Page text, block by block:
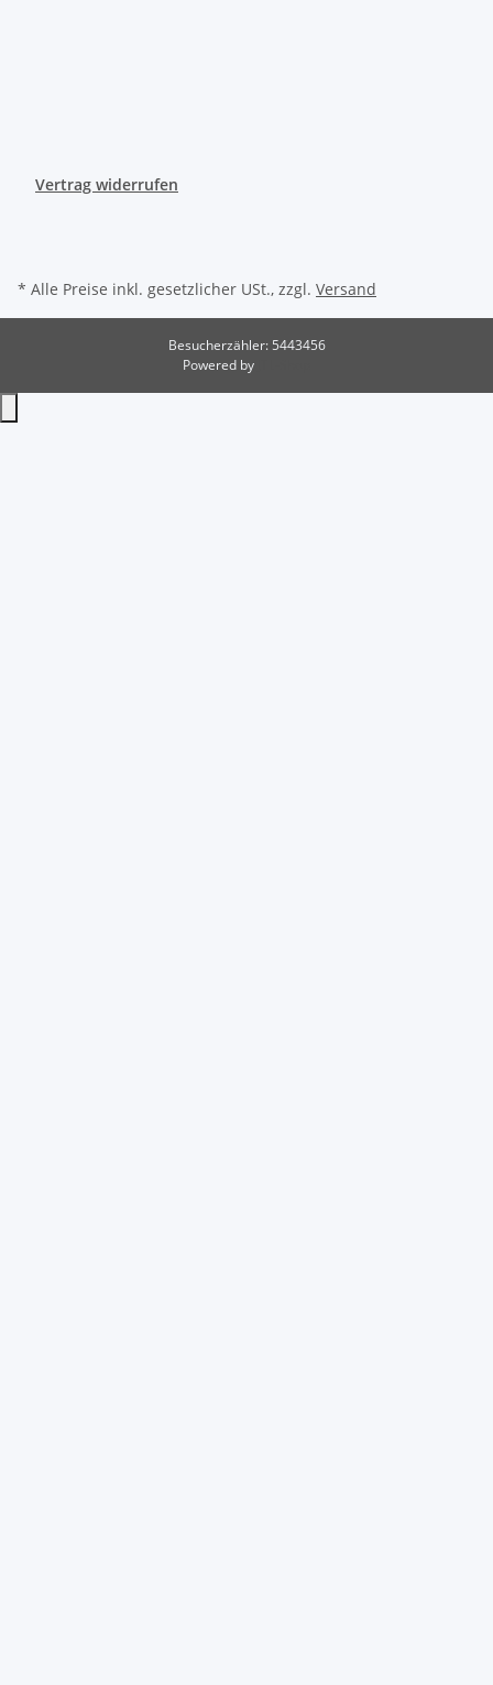
Vertrag widerrufen
* Alle Preise inkl. gesetzlicher USt., zzgl. Versand
Besucherzähler: 5443456
Powered by